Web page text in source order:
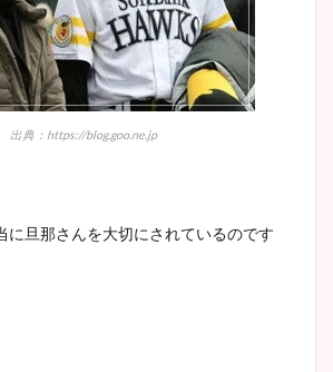
出典：https://blog.goo.ne.jp
に旦那さんを大切にされているのです